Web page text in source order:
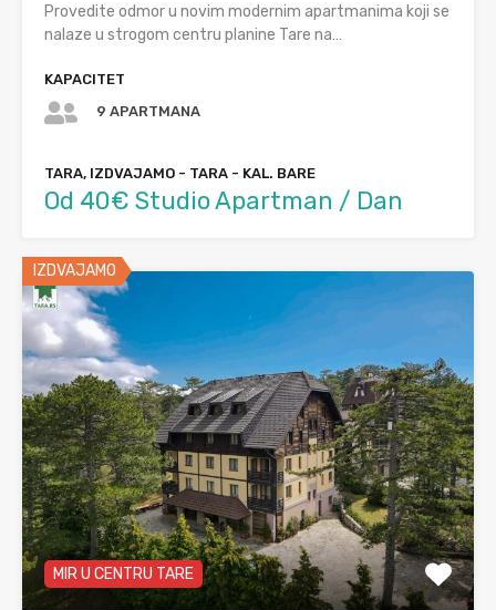
Provedite odmor u novim modernim apartmanima koji se
nalaze u strogom centru planine Tare na…
KAPACITET
9 APARTMANA
TARA, IZDVAJAMO - TARA - KAL. BARE
Od 40€ Studio Apartman / Dan
IZDVAJAMO
MIR U CENTRU TARE